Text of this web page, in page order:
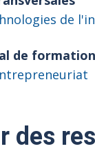
de
de formation
des